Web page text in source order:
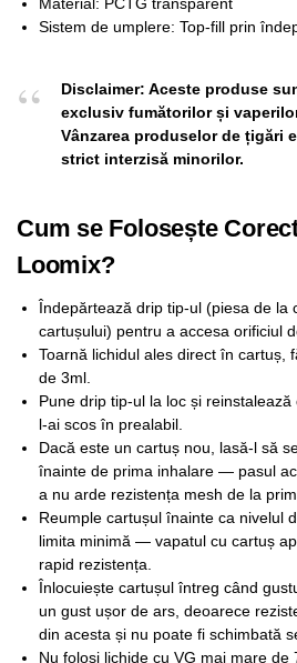
Material: PCTG transparent
Sistem de umplere: Top-fill prin
Disclaimer: Aceste produse
exclusiv fumătorilor și
Vânzarea produselor de țigări
strict interzisă minorilor.
Cum se Folosește
Loomix?
Îndepărtează drip tip-ul (piesa de la
cartușului) pentru a accesa orificiul
Toarnă lichidul ales direct în cartuș,
de 3ml.
Pune drip tip-ul la loc și
l-ai scos în prealabil.
Dacă este un cartuș nou, lasă-l să
înainte de prima inhalare — pasul
a nu arde rezistența mesh de la
Reumple cartușul înainte ca nivelul
limita minimă — vapatul cu cartuș
rapid rezistența.
Înlocuiește cartușul întreg când
un gust ușor de ars, deoarece
din acesta și nu poate fi schimbată
Nu folosi lichide cu VG mai mare